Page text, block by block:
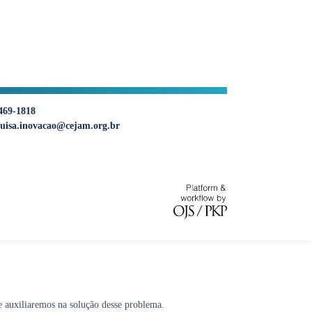
1818
auxiliaremos na solução desse problema.